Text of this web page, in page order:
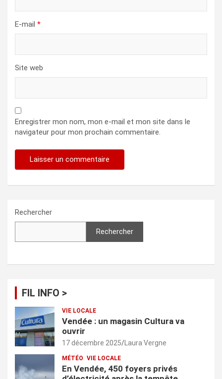
E-mail *
Site web
Enregistrer mon nom, mon e-mail et mon site dans le
navigateur pour mon prochain commentaire.
Rechercher
Rechercher
FIL INFO >
VIE LOCALE
Vendée : un magasin Cultura va
ouvrir
17 décembre 2025 Laura Vergne
MÉTÉO VIE LOCALE
En Vendée, 450 foyers privés